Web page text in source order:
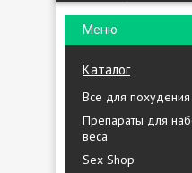
Каталог
Все для похудения
Препараты для
веса
Sex Shop